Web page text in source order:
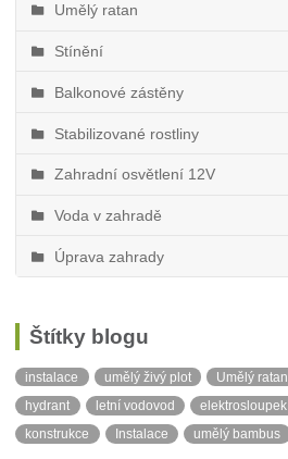
Umělý ratan
Stínění
Balkonové zástěny
Stabilizované rostliny
Zahradní osvětlení 12V
Voda v zahradě
Úprava zahrady
Štítky blogu
instalace umělý živý plot Umělý ratan
hydrant
letní vodovod elektrosloupek
konstrukce
Instalace umělý bambus